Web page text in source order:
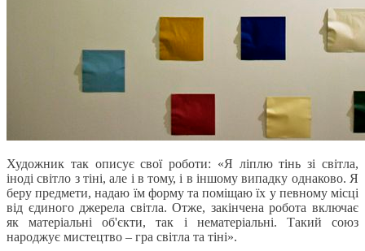
Художник так описує свої роботи: «Я ліплю тінь зі світла,
іноді світло з тіні, але і в тому, і в іншому випадку однаково. Я
беру предмети, надаю їм форму та поміщаю їх у певному місці
від єдиного джерела світла. Отже, закінчена робота включає
як матеріальні об'єкти, так і нематеріальні. Такий союз
народжує мистецтво – гра світла та тіні».